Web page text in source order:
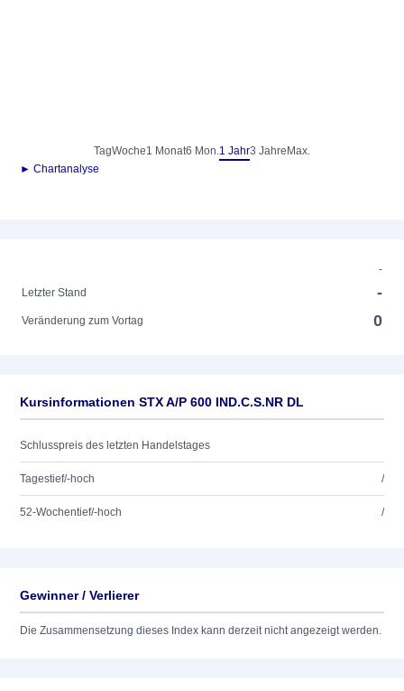
TagWoche1 Monat6 Mon.1 Jahr3 Jahre Max.
► Chartanalyse
-
Letzter Stand
-
Veränderung zum Vortag 0
Kursinformationen STX A/P 600 IND.C.S.NR DL
Schlusspreis des letzten Handelstages
Tagestief/-hoch /
52-Wochentief/-hoch /
Gewinner / Verlierer
Die Zusammensetzung dieses Index kann derzeit nicht angezeigt werden.